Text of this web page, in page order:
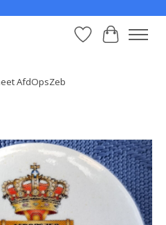
Verlanglijst
AfdOpsZeb
Items